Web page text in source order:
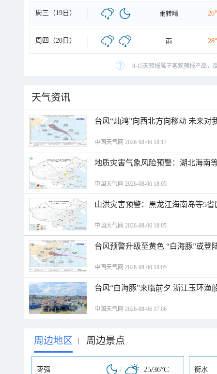
周三（19日） 雨转晴
周四（20日） 雨
8-15天预报属于客观预报产品，
天气资讯
台风“灿鸿”向西北方向移动 未来对
中国天气网 2026-08-06 18:17
地质灾害气象风险预警：湖北海南
中国天气网 2026-08-06 18:05
山洪灾害预警：黑龙江海南岛等5
中国天气网 2026-08-06 18:05
台风预警升级至黄色 “白海豚”或登
中国天气网 2026-08-06 18:05
台风“白海豚”来临前夕 浙江玉环渔
中国天气网 2026-08-06 17:06
周边地区 | 周边景点
枣强 / 25/36°C 衡水